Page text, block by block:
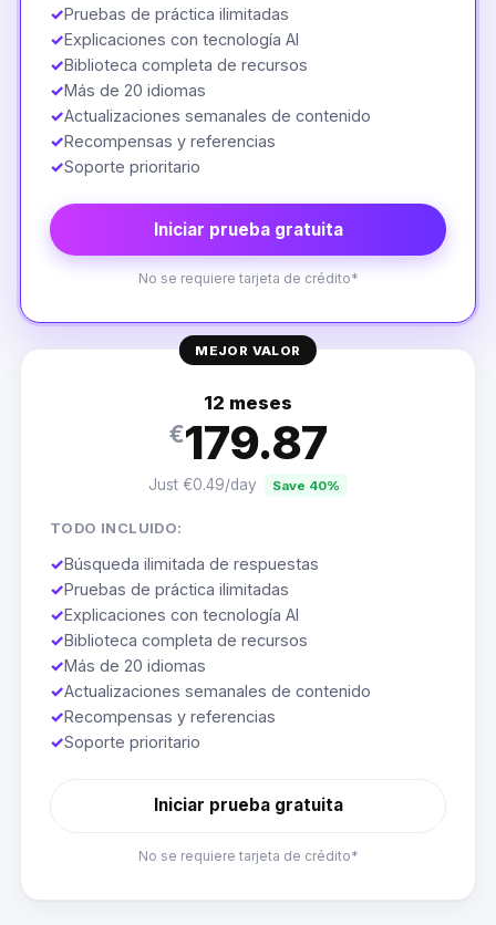
✓Pruebas de práctica ilimitadas
✓Explicaciones con tecnología AI
✓Biblioteca completa de recursos
✓Más de 20 idiomas
✓Actualizaciones semanales de contenido
✓Recompensas y referencias
✓Soporte prioritario
Iniciar prueba gratuita
No se requiere tarjeta de crédito*
MEJOR VALOR
12 meses
€179.87
Just €0.49/day Save 40%
TODO INCLUIDO:
✓Búsqueda ilimitada de respuestas
✓Pruebas de práctica ilimitadas
✓Explicaciones con tecnología AI
✓Biblioteca completa de recursos
✓Más de 20 idiomas
✓Actualizaciones semanales de contenido
✓Recompensas y referencias
✓Soporte prioritario
Iniciar prueba gratuita
No se requiere tarjeta de crédito*